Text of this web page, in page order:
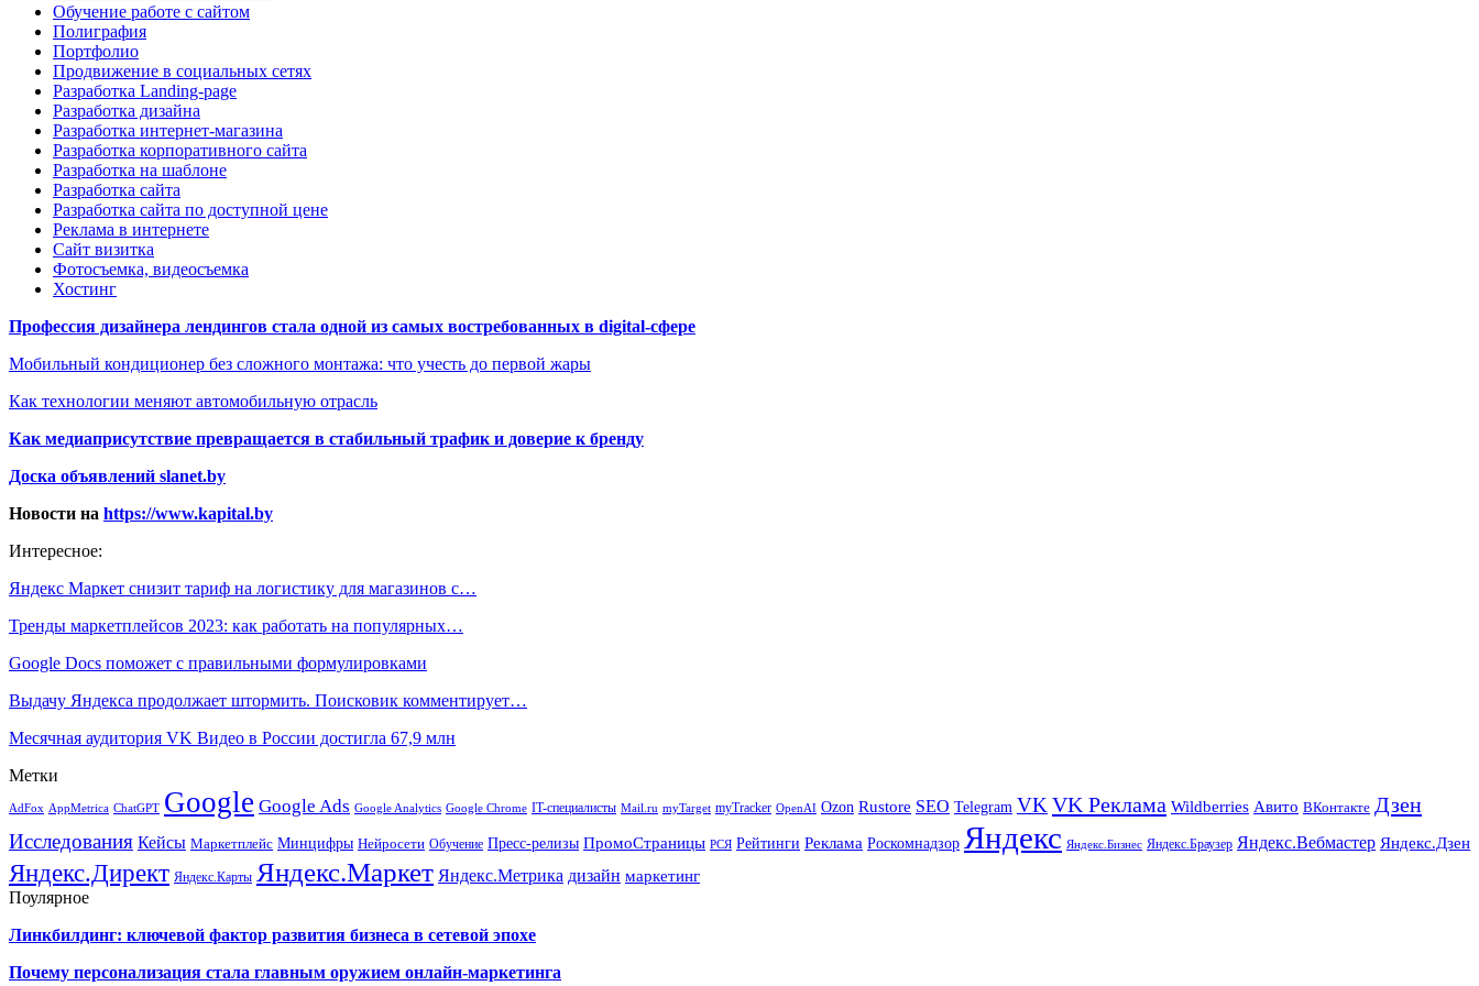
Обучение работе с сайтом
Полиграфия
Портфолио
Продвижение в социальных сетях
Разработка Landing-page
Разработка дизайна
Разработка интернет-магазина
Разработка корпоративного сайта
Разработка на шаблоне
Разработка сайта
Разработка сайта по доступной цене
Реклама в интернете
Сайт визитка
Фотосъемка, видеосъемка
Хостинг
Профессия дизайнера лендингов стала одной из самых востребованных в digital-сфере
Мобильный кондиционер без сложного монтажа: что учесть до первой жары
Как технологии меняют автомобильную отрасль
Как медиаприсутствие превращается в стабильный трафик и доверие к бренду
Доска объявлений slanet.by
Новости на https://www.kapital.by
Интересное:
Яндекс Маркет снизит тариф на логистику для магазинов с…
Тренды маркетплейсов 2023: как работать на популярных…
Google Docs поможет с правильными формулировками
Выдачу Яндекса продолжает штормить. Поисковик комментирует…
Месячная аудитория VK Видео в России достигла 67,9 млн
Метки
AdFox AppMetrica ChatGPT Google Google Ads Google Analytics Google Chrome IT-специалисты Mail.ru myTarget myTracker OpenAI Ozon Rustore SEO Telegram VK VK Реклама Wildberries Авито ВКонтакте Дзен
Исследования Кейсы Маркетплейс Минцифры Нейросети Обучение Пресс-релизы ПромоСтраницы РСЯ Рейтинги Реклама Роскомнадзор Яндекс Яндекс.Бизнес Яндекс.Браузер Яндекс.Вебмастер Яндекс.Дзен
Яндекс.Директ Яндекс.Карты Яндекс.Маркет Яндекс.Метрика дизайн маркетинг
Поулярное
Линкбилдинг: ключевой фактор развития бизнеса в сетевой эпохе
Почему персонализация стала главным оружием онлайн-маркетинга